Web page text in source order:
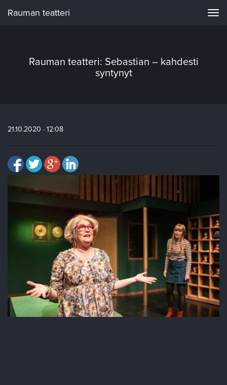
Rauman teatteri
Rauman teatteri: Sebastian – kahdesti
syntynyt
21.10.2020 · 12:08